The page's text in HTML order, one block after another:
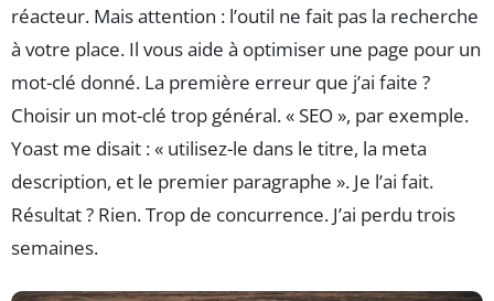
réacteur. Mais attention : l’outil ne fait pas la recherche
à votre place. Il vous aide à optimiser une page pour un
mot-clé donné. La première erreur que j’ai faite ?
Choisir un mot-clé trop général. « SEO », par exemple.
Yoast me disait : « utilisez-le dans le titre, la meta
description, et le premier paragraphe ». Je l’ai fait.
Résultat ? Rien. Trop de concurrence. J’ai perdu trois
semaines.